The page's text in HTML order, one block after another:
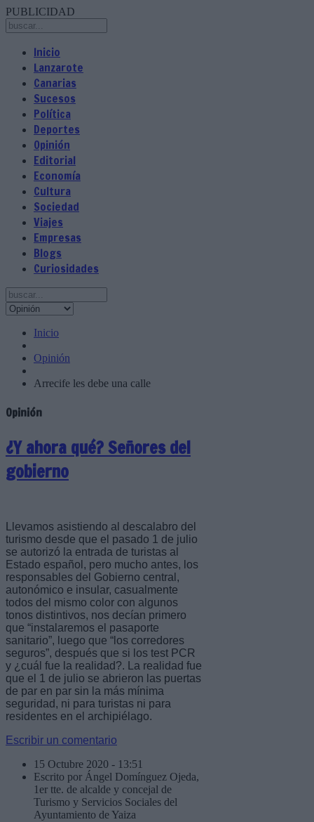
PUBLICIDAD
Inicio
Lanzarote
Canarias
Sucesos
Política
Deportes
Opinión
Editorial
Economía
Cultura
Sociedad
Viajes
Empresas
Blogs
Curiosidades
Inicio
Opinión
Arrecife les debe una calle
Opinión
¿Y ahora qué? Señores del
gobierno
Llevamos asistiendo al descalabro del
turismo desde que el pasado 1 de julio
se autorizó la entrada de turistas al
Estado español, pero mucho antes, los
responsables del Gobierno central,
autonómico e insular, casualmente
todos del mismo color con algunos
tonos distintivos, nos decían primero
que “instalaremos el pasaporte
sanitario”, luego que “los corredores
seguros”, después que si los test PCR
y ¿cuál fue la realidad?. La realidad fue
que el 1 de julio se abrieron las puertas
de par en par sin la más mínima
seguridad, ni para turistas ni para
residentes en el archipiélago.
Escribir un comentario
15 Octubre 2020 - 13:51
Escrito por Ángel Domínguez Ojeda,
1er tte. de alcalde y concejal de
Turismo y Servicios Sociales del
Ayuntamiento de Yaiza